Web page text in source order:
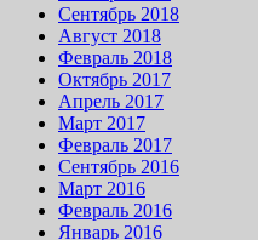
Сентябрь 2018
Август 2018
Февраль 2018
Октябрь 2017
Апрель 2017
Март 2017
Февраль 2017
Сентябрь 2016
Март 2016
Февраль 2016
Январь 2016